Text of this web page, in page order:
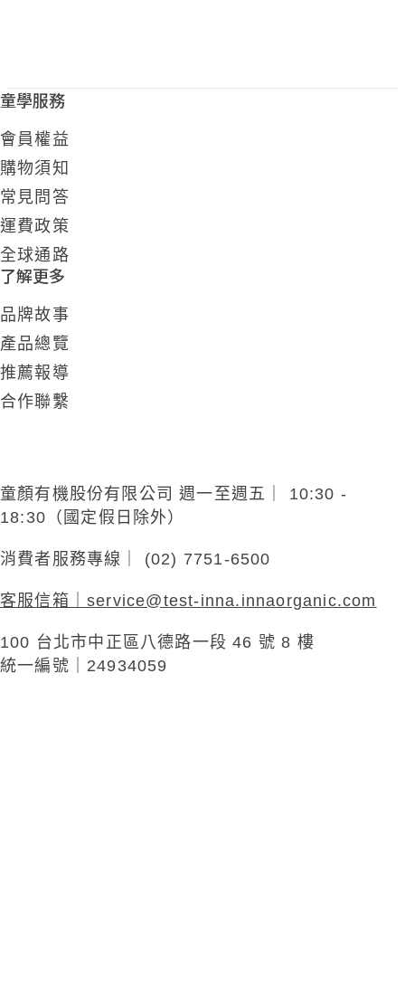
童學服務
會員權益
購物須知
常見問答
運費政策
全球通路
了解更多
品牌故事
產品總覽
推薦報導
合作聯繫
童顏有機股份有限公司 週一至週五｜ 10:30 -
18:30（國定假日除外）
消費者服務專線｜ (02) 7751-6500
客服信箱｜ service@test-inna.innaorganic.com
100 台北市中正區八德路一段 46 號 8 樓
統一編號｜24934059